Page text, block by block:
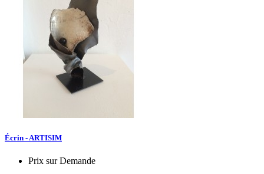
Écrin - ARTISIM
Prix sur Demande